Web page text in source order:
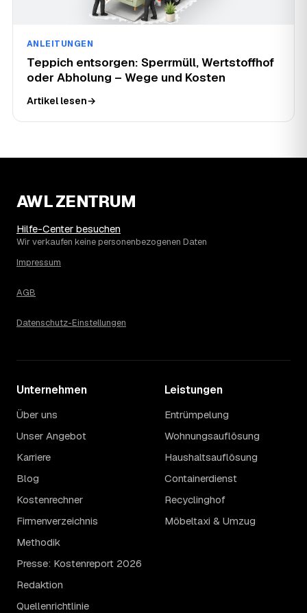
ANLEITUNGEN
Teppich entsorgen: Sperrmüll, Wertstoffhof
oder Abholung – Wege und Kosten
Artikel lesen→
AWL ZENTRUM
Hilfe-Center besuchen
Wir verkaufen keine personenbezogenen Daten
Impressum
AGB
Datenschutz-Einstellungen
Unternehmen
Über uns
Unser Angebot
Karriere
Blog
Kostenrechner
Firmenverzeichnis
Methodik
Presse: Kostenreport 2026
Redaktion
Quellenrichtlinie
Leistungen
Entrümpelung
Wohnungsauflösung
Haushaltsauflösung
Containerdienst
Recyclinghof
Möbeltaxi & Umzug